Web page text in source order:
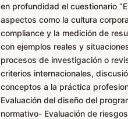
en profundidad el cuestionario
aspectos como la cultura
compliance y la medición de
con ejemplos reales y
procesos de investigación o
criterios internacionales,
conceptos a la práctica
Evaluación del diseño del
normativo- Evaluación de